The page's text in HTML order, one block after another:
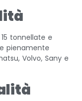
tonnellate e
pienamente
Volvo, Sany e